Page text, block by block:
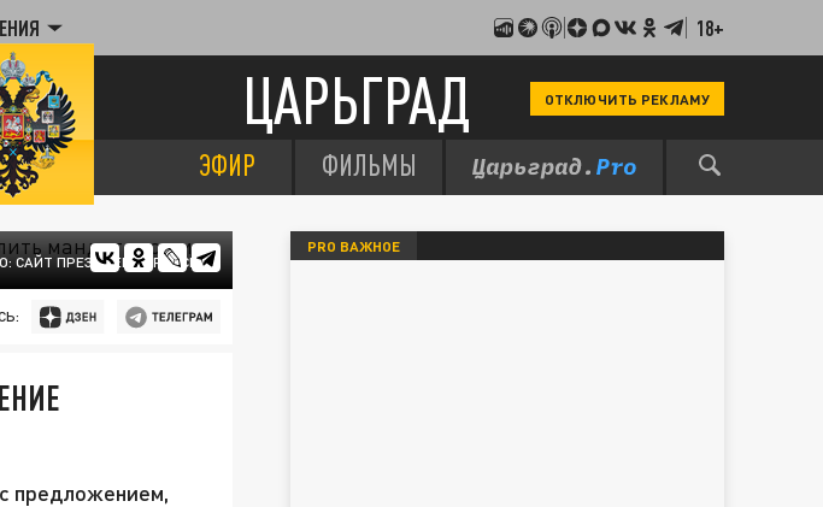
18+
ЦАРЬГРАД ОТКЛЮЧИТЬ РЕКЛАМУ
ЭФИР ФИЛЬМЫ
САЙТ ПРЕЗИДЕНТА РОССИИ
предложением,
PRO ВАЖНОЕ